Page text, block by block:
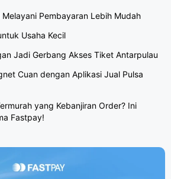
Melayani Pembayaran Lebih Mudah
Usaha Kecil
Jadi Gerbang Akses Tiket Antarpulau
Cuan dengan Aplikasi Jual Pulsa
yang Kebanjiran Order? Ini
Fastpay!